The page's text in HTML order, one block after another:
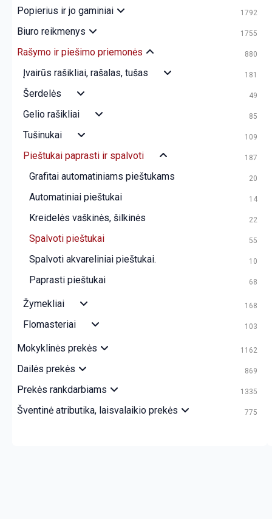
Popierius ir jo gaminiai 1792
Biuro reikmenys 1755
Rašymo ir piešimo priemonės 880
Įvairūs rašikliai, rašalas, tušas 181
Šerdelės 49
Gelio rašikliai 85
Tušinukai 109
Pieštukai paprasti ir spalvoti 187
Grafitai automatiniams pieštukams 20
Automatiniai pieštukai 14
Kreidelės vaškinės, šilkinės 22
Spalvoti pieštukai 55
Spalvoti akvareliniai pieštukai. 10
Paprasti pieštukai 68
Žymekliai 168
Flomasteriai 103
Mokyklinės prekės 1162
Dailės prekės 869
Prekės rankdarbiams 1335
Šventinė atributika, laisvalaikio prekės 775